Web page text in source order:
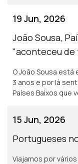
desafio!
19 Jun, 2026
João Sousa,
"aconteceu de
O João Sousa
3 anos e por lá
Países Baixos que
"recomeço".
15 Jun, 2026
Portugueses
Viajamos por